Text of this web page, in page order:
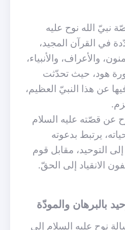
نبيّ الله نوح عليه
في القرآن المجيد،
والأعراف، والأنبياء،
هود، حيث تحدّثت
عن هذا النبيّ العظيم،
عن قصّته عليه السلام
يرتبط بدعوته
التوحيد، مقابل قوم
الانقياد إلى الحقّ.
بالبرهان والمودّة
نوحٍ عليه السلام إلى